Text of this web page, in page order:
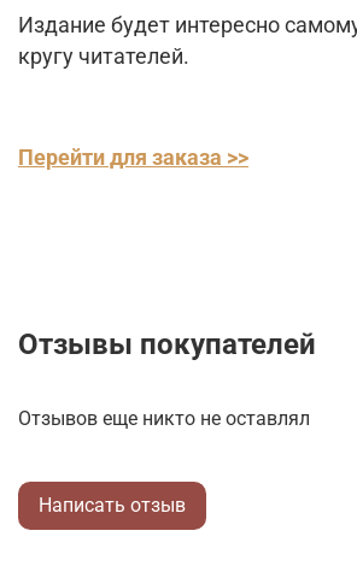
Издание будет интересно
кругу читателей.
Перейти для заказа >>
Отзывы покупателей
Отзывов еще никто не оставлял
Написать отзыв